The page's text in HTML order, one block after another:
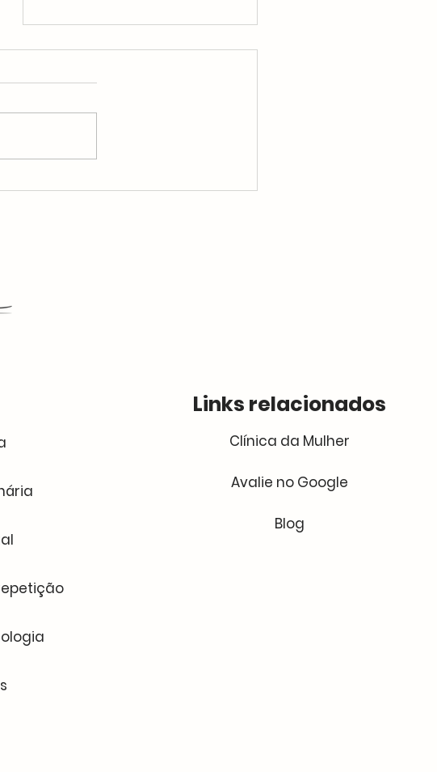
Está com dor ao urinar?
Links relacionados
Clínica da Mulher
Avalie no Google
Blog